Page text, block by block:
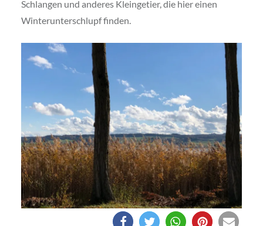
Schlangen und anderes Kleingetier, die hier einen
Winterunterschlupf finden.